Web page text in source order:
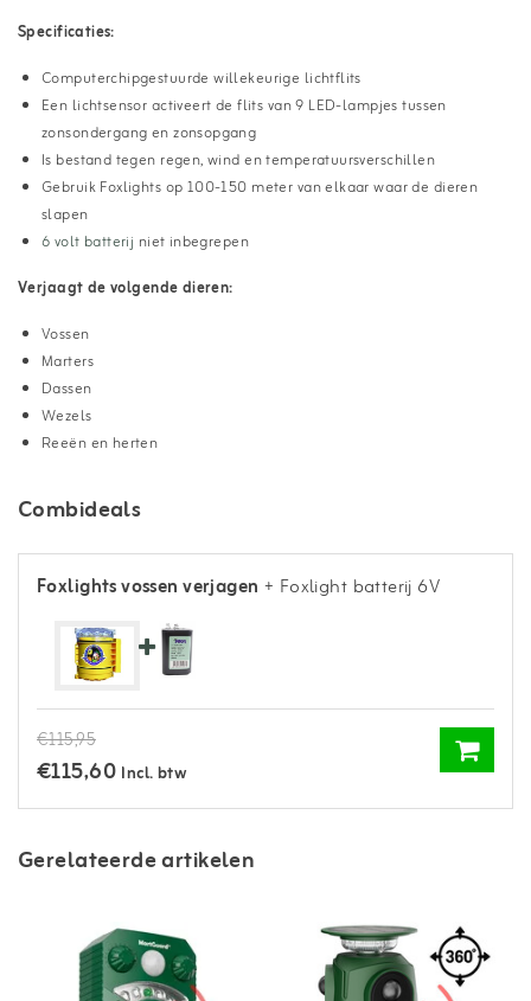
Specificaties:
Computerchipgestuurde willekeurige lichtflits
Een lichtsensor activeert de flits van 9 LED-lampjes tussen
zonsondergang en zonsopgang
Is bestand tegen regen, wind en temperatuursverschillen
Gebruik Foxlights op 100-150 meter van elkaar waar de dieren
slapen
6 volt batterij niet inbegrepen
Verjaagt de volgende dieren:
Vossen
Marters
Dassen
Wezels
Reeën en herten
Combideals
Foxlights vossen verjagen + Foxlight batterij 6V
€115,95
€115,60 Incl. btw
Gerelateerde artikelen